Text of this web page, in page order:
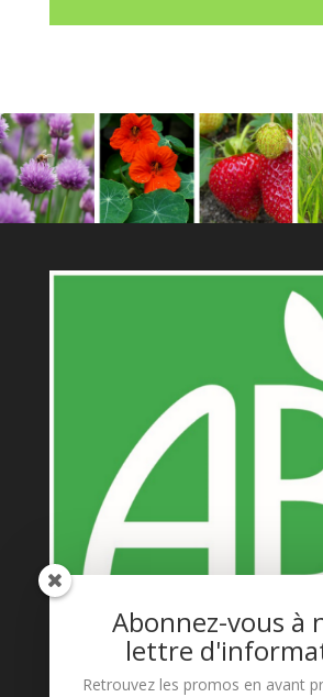
Abonnez-vous à
lettre
Retrouvez les promos en avant